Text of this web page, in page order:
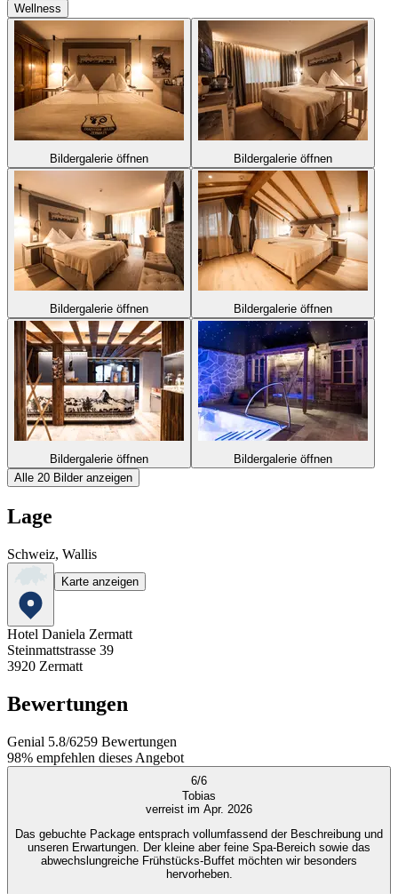
Wellness
Bildergalerie öffnen Bildergalerie öffnen
Bildergalerie öffnen Bildergalerie öffnen
Bildergalerie öffnen
Bildergalerie öffnen
Alle 20 Bilder anzeigen
Lage
Schweiz, Wallis
Karte anzeigen
Hotel Daniela Zermatt
Steinmattstrasse 39
3920 Zermatt
Bewertungen
Genial 5.8/6259 Bewertungen
98% empfehlen dieses Angebot
6/6
Tobias
verreist im Apr. 2026
Das gebuchte Package entsprach vollumfassend der Beschreibung und
unseren Erwartungen. Der kleine aber feine Spa-Bereich sowie das
abwechslungreiche Frühstücks-Buffet möchten wir besonders
hervorheben.